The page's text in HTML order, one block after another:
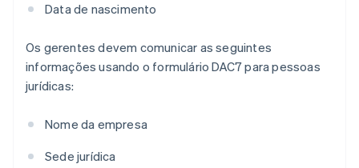
Data de nascimento
Os gerentes devem comunicar as seguintes
informações usando o formulário DAC7 para pessoas
jurídicas:
Nome da empresa
Sede jurídica